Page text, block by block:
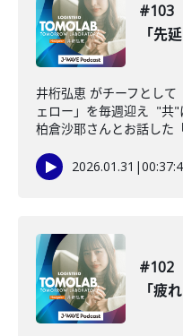
#103
「先
井桁弘恵 がチーフとし
ェロー」を毎週迎え "共
柏倉沙耶さんとお話した
2026.01.31 |
#102
「疲